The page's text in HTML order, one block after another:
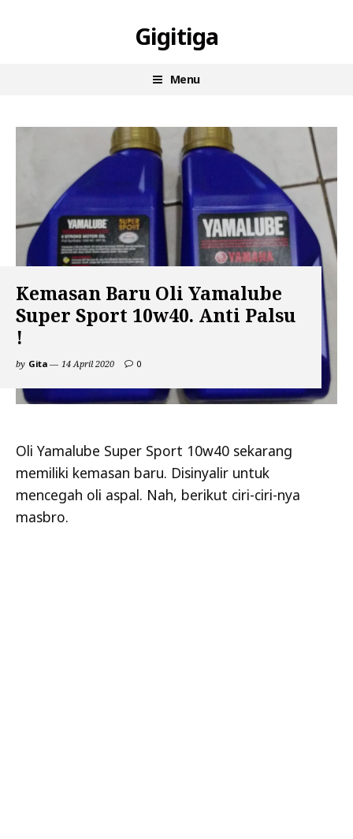
Gigitiga
Menu
Kemasan Baru Oli Yamalube
Super Sport 10w40. Anti Palsu
!
by Gita 14 April 2020 0comments
Kemasan
Baru
Super
Sport
10w40.
Palsu
Oli Yamalube Super Sport 10w40 sekarang
memiliki kemasan baru. Disinyalir untuk
mencegah oli aspal. Nah, berikut ciri-ciri-nya
masbro.